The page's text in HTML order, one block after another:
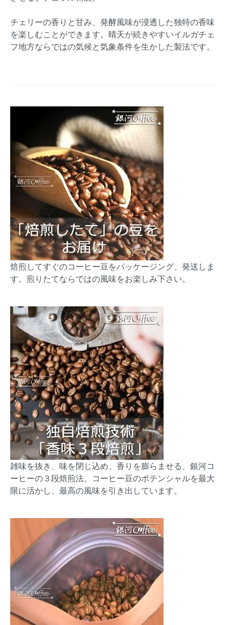
チェリーの香りと甘み、発酵風味が浸透した独特の香味
を楽しむことができます。晴天が続きやすいイルガチェ
フ地方ならではの気候と気象条件を生かした製法です。
焙煎してすぐのコーヒー豆をパッケージング、発送しま
す。煎りたてならではの風味をお楽しみ下さい。
雑味を抜き、味を閉じ込め、香りを膨らませる、銀河コ
ーヒーの３段焙煎法。コーヒー豆のポテンシャルを最大
限に活かし、最高の風味を引き出しています。